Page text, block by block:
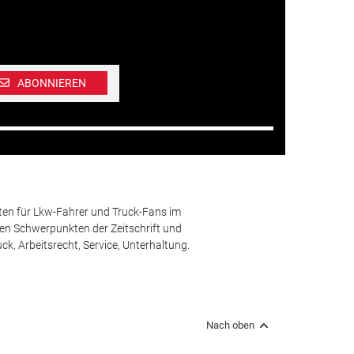
ABONNIEREN
für Lkw-Fahrer und Truck-Fans im
Schwerpunkten der Zeitschrift und
Arbeitsrecht, Service, Unterhaltung.
Nach oben